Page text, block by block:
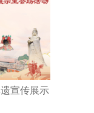
宣传展示